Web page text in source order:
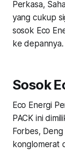
Perkasa,
yang cukup
sosok Eco
ke depannya.
Sosok
Eco Energi
PACK ini
Forbes,
konglomerat